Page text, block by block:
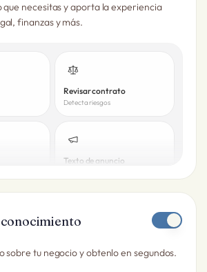
que necesitas y aporta la experiencia
finanzas y más.
Revisar contrato
Detecta riesgos
Texto de anuncio
conocimiento
sobre tu negocio y obtenlo en segundos.